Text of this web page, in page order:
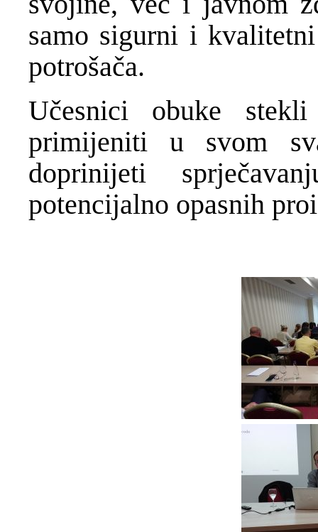
samo sigurni i
potrošača.
Učesnici obuke
primijeniti u svom
doprinijeti
potencijalno opasnih